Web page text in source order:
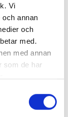
Vi
annan
och
med.
med annan
som de har
Här
köper du våra
och Flugo-